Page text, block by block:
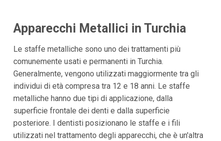
Apparecchi Metallici in Turchia
Le staffe metalliche sono uno dei trattamenti più
comunemente usati e permanenti in Turchia.
Generalmente, vengono utilizzati maggiormente tra gli
individui di età compresa tra 12 e 18 anni. Le staffe
metalliche hanno due tipi di applicazione, dalla
superficie frontale dei denti e dalla superficie
posteriore. I dentisti posizionano le staffe e i fili
utilizzati nel trattamento degli apparecchi, che è un'altra